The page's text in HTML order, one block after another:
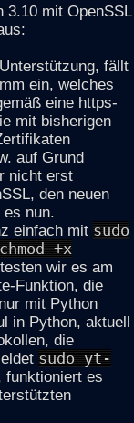
3.10 mit OpenSSL
fällt
ein, welches
eine https-
mit bisherigen
auf Grund
nicht erst
den neuen
nun.
einfach mit sudo
+x
wir es am
Funktion, die
mit Python
in Python, aktuell
die
sudo yt-
funktioniert es